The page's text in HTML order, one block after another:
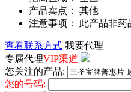
产品卖点： 其他
注意事项： 此产品非药
查看联系方式 我要代理
专属代理VIP渠道
您关注的产品:
您的号码: